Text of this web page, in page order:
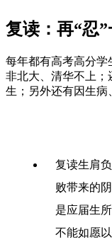
复读：再“忍
每年都有高考高分学
非北大、清华不上；
生；另外还有因生病
复读生肩
败带来的
是应届生
不能如愿